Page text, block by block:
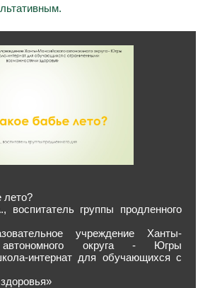
лето?
воспитатель группы продленного
учреждение Ханты-
автономного округа - Югры
интернат для обучающихся с